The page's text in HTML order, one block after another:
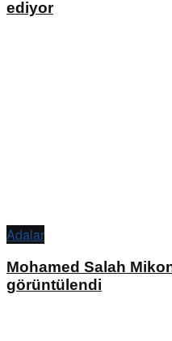
ediyor
Adalar
Mohamed Salah
görüntülendi